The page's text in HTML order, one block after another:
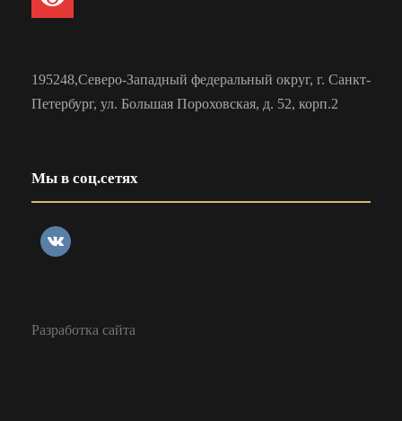
195248,Северо-Западный федеральный округ, г. Санкт-
Петербург, ул. Большая Пороховская, д. 52, корп.2
Мы в соц.сетях
Разработка сайта